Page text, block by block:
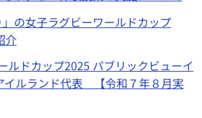
」の女子ラグビーワールドカップ
介
ルドカップ2025 パブリックビューイ
イルランド代表 【令和７年８月実